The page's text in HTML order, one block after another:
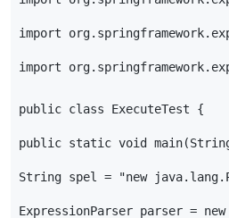
import org. springframework.
import org. springframework.
public class ExecuteTest {
public static void main(
String spel = "new
ExpressionParser parser = new